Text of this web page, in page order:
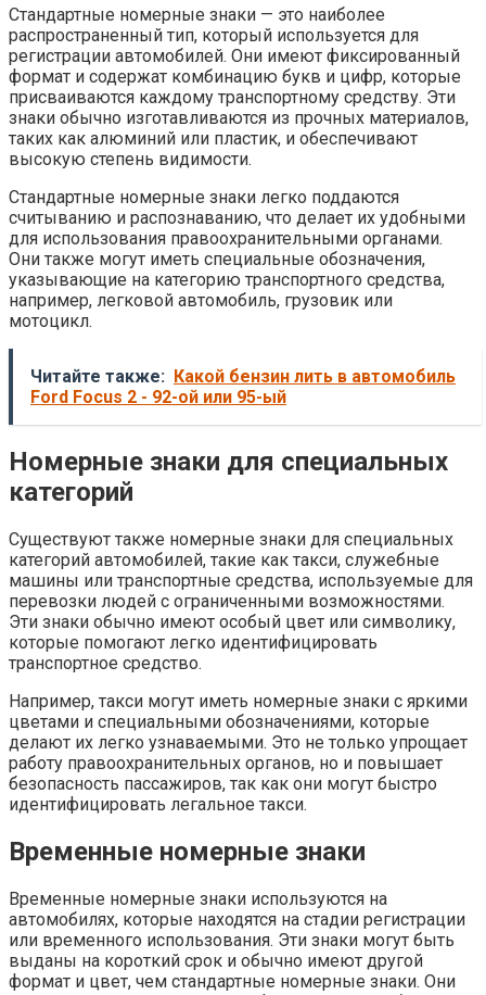
Стандартные номерные знаки — это наиболее
распространенный тип, который используется для
регистрации автомобилей. Они имеют фиксированный
формат и содержат комбинацию букв и цифр, которые
присваиваются каждому транспортному средству. Эти
знаки обычно изготавливаются из прочных материалов,
таких как алюминий или пластик, и обеспечивают
высокую степень видимости.
Стандартные номерные знаки легко поддаются
считыванию и распознаванию, что делает их удобными
для использования правоохранительными органами.
Они также могут иметь специальные обозначения,
указывающие на категорию транспортного средства,
например, легковой автомобиль, грузовик или
мотоцикл.
Читайте также: Какой бензин лить в автомобиль
Ford Focus 2 - 92-ой или 95-ый
Номерные знаки для специальных
категорий
Существуют также номерные знаки для специальных
категорий автомобилей, такие как такси, служебные
машины или транспортные средства, используемые для
перевозки людей с ограниченными возможностями.
Эти знаки обычно имеют особый цвет или символику,
которые помогают легко идентифицировать
транспортное средство.
Например, такси могут иметь номерные знаки с яркими
цветами и специальными обозначениями, которые
делают их легко узнаваемыми. Это не только упрощает
работу правоохранительных органов, но и повышает
безопасность пассажиров, так как они могут быстро
идентифицировать легальное такси.
Временные номерные знаки
Временные номерные знаки используются на
автомобилях, которые находятся на стадии регистрации
или временного использования. Эти знаки могут быть
выданы на короткий срок и обычно имеют другой
формат и цвет, чем стандартные номерные знаки. Они